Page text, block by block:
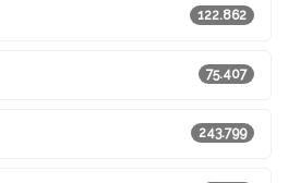
122.862
75.407
243.799